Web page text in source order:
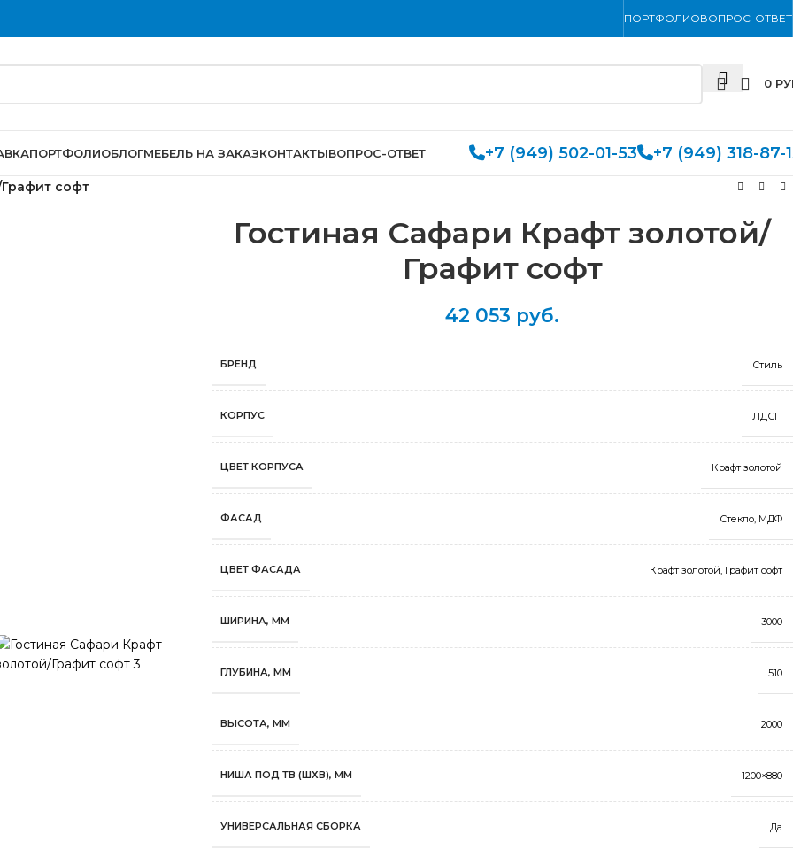
ПОРТФОЛИОВОПРОС-ОТВЕТ
0
ПОРТФОЛИОБЛОГМЕБЕЛЬ НА ЗАКАЗКОНТАКТЫВОПРОС-ОТВЕТ +7 (949) 502-01-53 +7 (949) 318-87-
софт
Гостиная Сафари Крафт золотой/
Графит софт
42 053 руб.
БРЕНД Стиль
КОРПУС ЛДСП
ЦВЕТ КОРПУСА Крафт золотой
ФАСАД Стекло МДФ
ЦВЕТ ФАСАДА Крафт золотой Графит софт
ШИРИНА, ММ 3000
ГЛУБИНА, ММ 510
ВЫСОТА, ММ 2000
НИША ПОД ТВ (ШХВ), ММ 1200×880
УНИВЕРСАЛЬНАЯ СБОРКА Да